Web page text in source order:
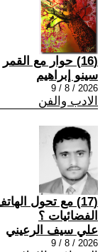
(16) حوار مع القمر
سينو إبراهيم
2026 / 8 / 9
الادب والفن
(17) مع تحول
الفضائيات ؟
علي سيف الرعيني
2026 / 8 / 9